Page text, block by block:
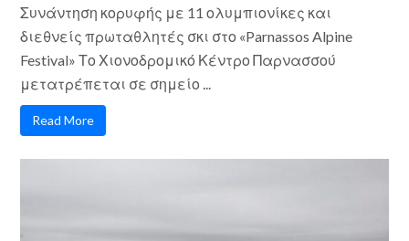
Συνάντηση κορυφής με 11 ολυμπιονίκες και
διεθνείς πρωταθλητές σκι στο «Parnassos Alpine
Festival» Το Χιονοδρομικό Κέντρο Παρνασσού
μετατρέπεται σε σημείο ...
Read More